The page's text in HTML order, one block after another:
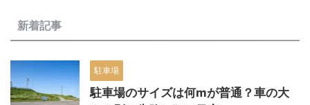
新着記事
駐車場
駐車場のサイズは何mが普通？車の大